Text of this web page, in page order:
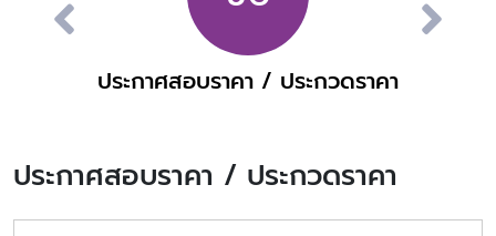
ประกาศสอบราคา / ประกวดราคา
ประกาศสอบราคา / ประกวดราคา